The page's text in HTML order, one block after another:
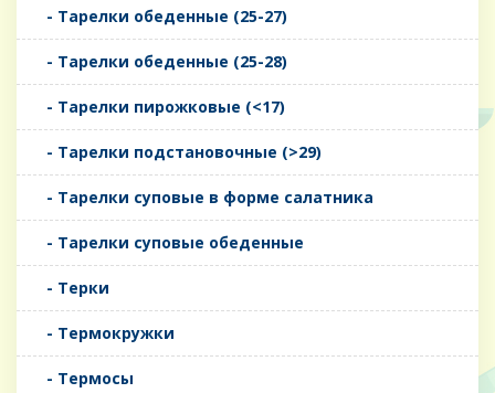
- Тарелки обеденные (25-27)
- Тарелки обеденные (25-28)
- Тарелки пирожковые (<17)
- Тарелки подстановочные (>29)
- Тарелки суповые в форме салатника
- Тарелки суповые обеденные
- Терки
- Термокружки
- Термосы